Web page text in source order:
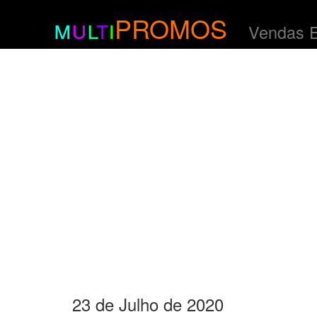
multiPROMOS Vendas
23 de Julho de 2020